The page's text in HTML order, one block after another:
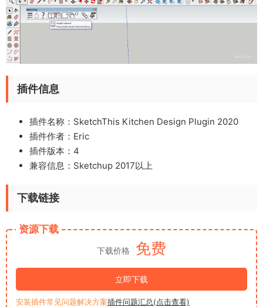
插件信息
插件名称：SketchThis Kitchen Design Plugin 2020
插件作者：Eric
插件版本：4
兼容信息：Sketchup 2017以上
下载链接
资源下载
下载价格 免费
立即下载
安装插件常见问题解决方案插件问题汇总(点击查看)